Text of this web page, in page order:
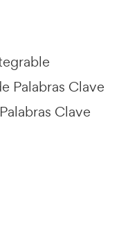
Palabras Clave
Clave